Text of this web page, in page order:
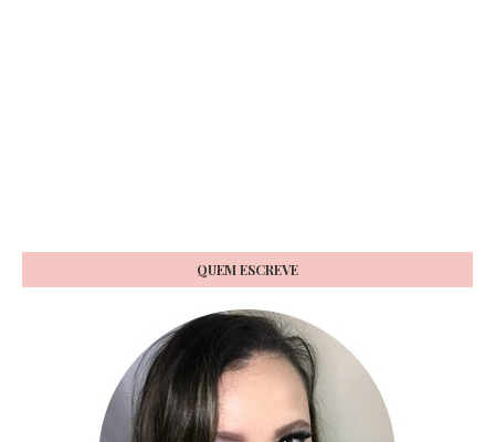
QUEM ESCREVE